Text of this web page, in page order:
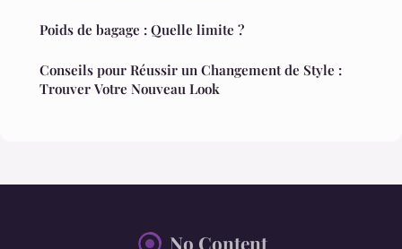
Poids de bagage : Quelle limite ?
Conseils pour Réussir un Changement de Style :
Trouver Votre Nouveau Look
No Content